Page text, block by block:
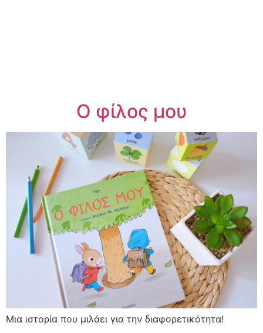
Ο φίλος μου
Μια ιστορία που μιλάει για την διαφορετικότητα!